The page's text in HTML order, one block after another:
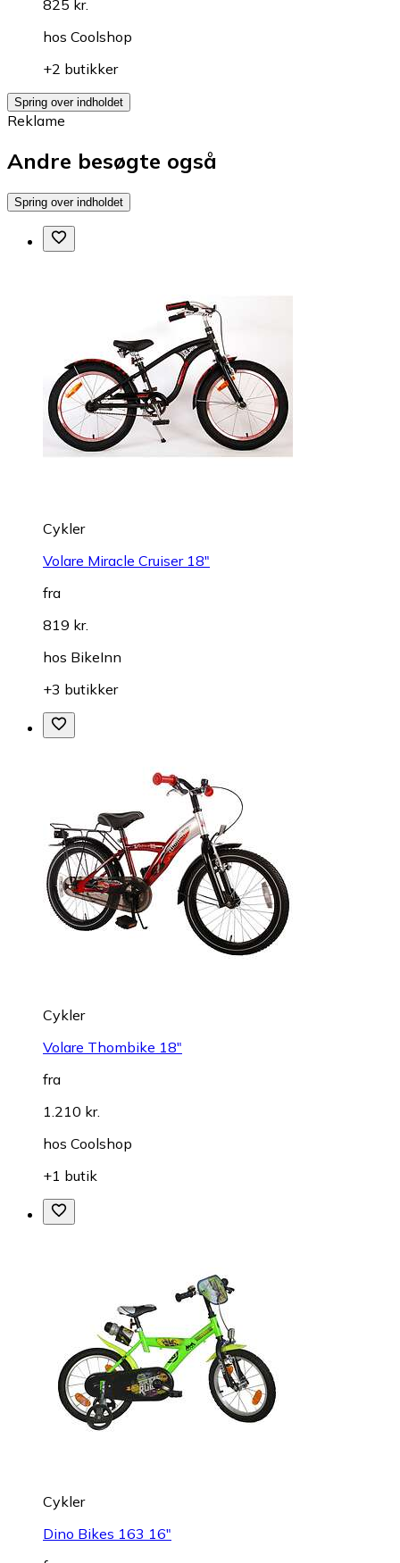
825 kr.
hos Coolshop
+2 butikker
Spring over indholdet
Reklame
Andre besøgte også
Spring over indholdet
Cykler
Volare Miracle Cruiser 18"
fra
819 kr.
hos BikeInn
+3 butikker
Cykler
Volare Thombike 18"
fra
1.210 kr.
hos Coolshop
+1 butik
Cykler
Dino Bikes 163 16"